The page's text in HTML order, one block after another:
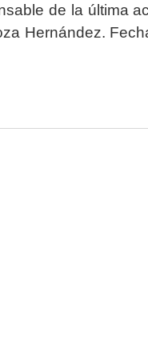
de la última
Hernández.